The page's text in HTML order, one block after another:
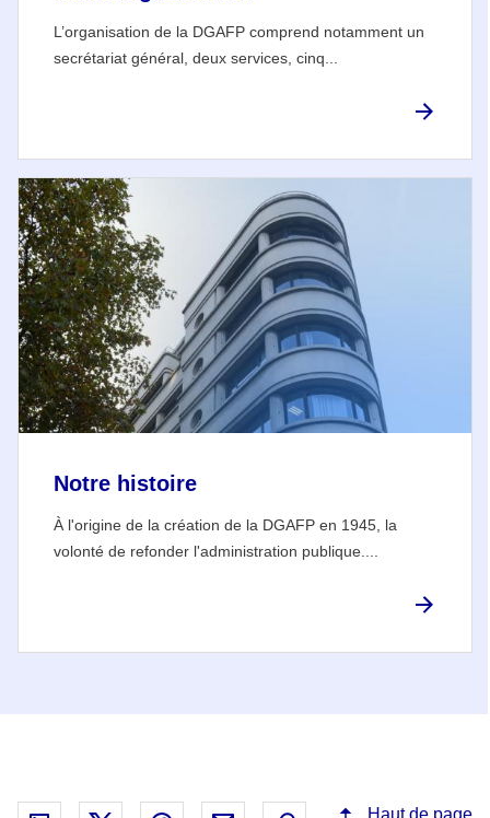
L’organisation de la DGAFP comprend notamment un
secrétariat général, deux services, cinq...
Notre histoire
À l'origine de la création de la DGAFP en 1945, la
volonté de refonder l'administration publique....